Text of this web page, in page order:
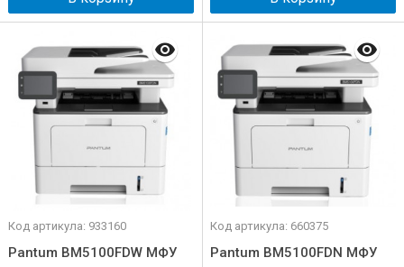
Код артикула: 933160
Pantum BM5100FDW МФУ
Код артикула: 660375
Pantum BM5100FDN МФУ